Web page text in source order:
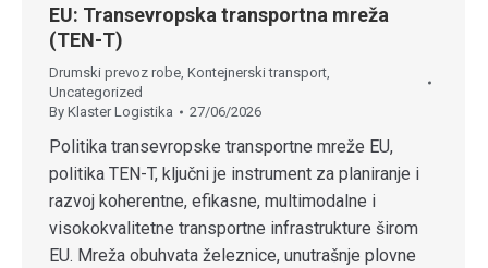
EU: Transevropska transportna mreža
(TEN-T)
Drumski prevoz robe Kontejnerski transport
Uncategorized
By Klaster Logistika 27/06/2026
Politika transevropske transportne mreže EU,
politika TEN-T, ključni je instrument za planiranje i
razvoj koherentne, efikasne, multimodalne i
visokokvalitetne transportne infrastrukture širom
EU. Mreža obuhvata železnice, unutrašnje plovne